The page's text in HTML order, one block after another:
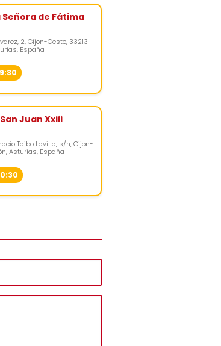
de Fátima
2, Gijon-Oeste, 33213
España
Juan Xxiii
Taibo Lavilla, s/n, Gijon-
Asturias, España